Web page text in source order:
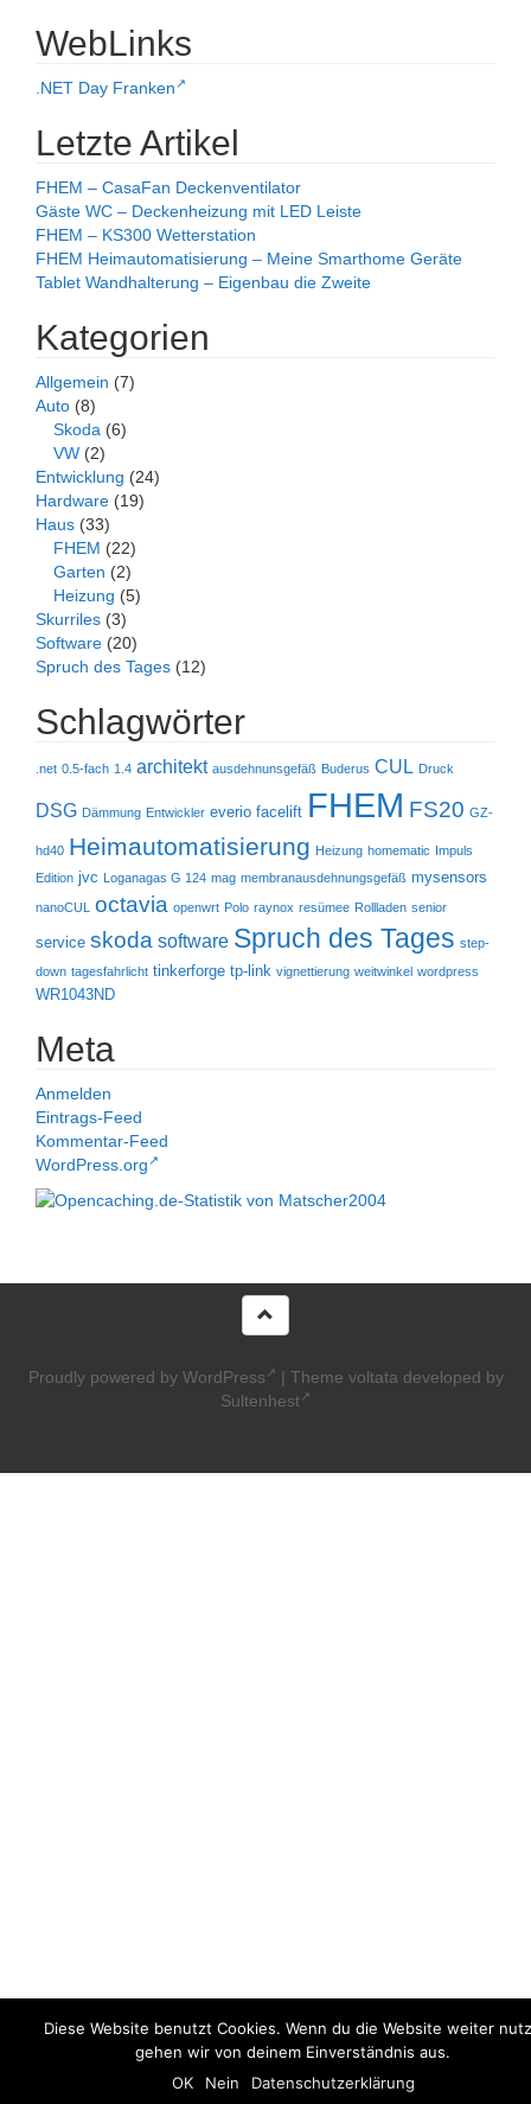
WebLinks
.NET Day Franken
Letzte Artikel
FHEM – CasaFan Deckenventilator
Gäste WC – Deckenheizung mit LED Leiste
FHEM – KS300 Wetterstation
FHEM Heimautomatisierung – Meine Smarthome Geräte
Tablet Wandhalterung – Eigenbau die Zweite
Kategorien
Allgemein (7)
Auto (8)
Skoda (6)
VW (2)
Entwicklung (24)
Hardware (19)
Haus (33)
FHEM (22)
Garten (2)
Heizung (5)
Skurriles (3)
Software (20)
Spruch des Tages (12)
Schlagwörter
.net 0.5-fach 1.4 architekt ausdehnunsgefäß Buderus CUL Druck
DSG Dämmung Entwickler everio facelift FHEM FS20 GZ-
hd40 Heimautomatisierung Heizung homematic
Impuls
Edition jvc Loganagas G 124 mag membranausdehnungsgefäß mysensors
nanoCUL octavia openwrt Polo raynox resümee Rollladen senior
service skoda software Spruch des Tages step-
down tagesfahrlicht tinkerforge tp-link vignettierung weitwinkel wordpress
WR1043ND
Meta
Anmelden
Eintrags-Feed
Kommentar-Feed
WordPress.org
Proudly powered by WordPress | Theme voltata developed by
Sultenhest
Diese Website benutzt Cookies. Wenn du die Website weiter
gehen wir von deinem Einverständnis aus.
OK
Nein Datenschutzerklärung